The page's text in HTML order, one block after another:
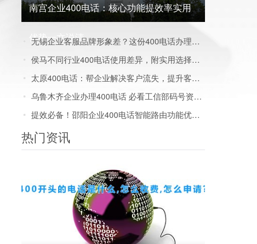
南宫企业400电话：核心功能提效率实用
优势一文说清
无锡企业客服品牌形象差？这份400电话办理方案帮你搞定
侯马不同行业400电话使用差异，附实用选择建议
太原400电话：帮企业解决客户流失，提升客户满意度实用方案
乌鲁木齐企业办理400电话 必看工信部码号资源管理政策解读
提效必备！邵阳企业400电话智能路由功能优势解析
热门资讯